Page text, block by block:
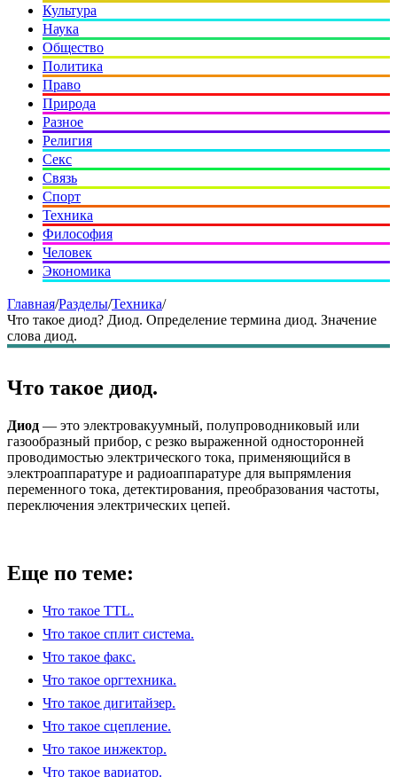
Культура
Наука
Общество
Политика
Право
Природа
Разное
Религия
Секс
Связь
Спорт
Техника
Философия
Человек
Экономика
Главная/Разделы/Техника/
Что такое диод? Диод. Определение термина диод. Значение
слова диод.
Что такое диод.
Диод — это электровакуумный, полупроводниковый или
газообразный прибор, с резко выраженной односторонней
проводимостью электрического тока, применяющийся в
электроаппаратуре и радиоаппаратуре для выпрямления
переменного тока, детектирования, преобразования частоты,
переключения электрических цепей.
Еще по теме:
Что такое TTL.
Что такое сплит система.
Что такое факс.
Что такое оргтехника.
Что такое дигитайзер.
Что такое сцепление.
Что такое инжектор.
Что такое вариатор.